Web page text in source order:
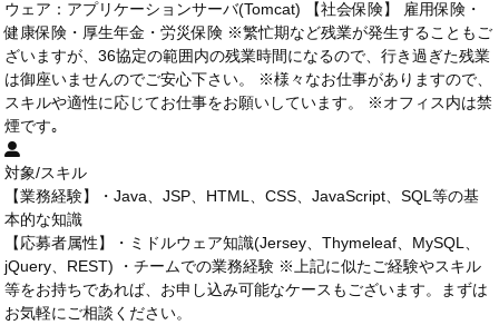
ウェア：アプリケーションサーバ(Tomcat) 【社会保険】 雇用保険・
健康保険・厚生年金・労災保険 ※繁忙期など残業が発生することもご
ざいますが、36協定の範囲内の残業時間になるので、行き過ぎた残業
は御座いませんのでご安心下さい。 ※様々なお仕事がありますので、
スキルや適性に応じてお仕事をお願いしています。 ※オフィス内は禁
煙です｡
対象/スキル
【業務経験】・Java、JSP、HTML、CSS、JavaScript、SQL等の基
本的な知識
【応募者属性】・ミドルウェア知識(Jersey、Thymeleaf、MySQL、
jQuery、REST) ・チームでの業務経験 ※上記に似たご経験やスキル
等をお持ちであれば、お申し込み可能なケースもございます。まずは
お気軽にご相談ください。